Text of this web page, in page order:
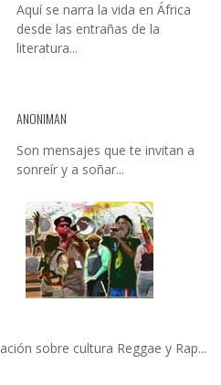
Aquí se narra la vida en África
desde las entrañas de la
literatura...
ANONIMAN
Son mensajes que te invitan a
sonreír y a soñar...
sobre cultura Reggae y Rap...